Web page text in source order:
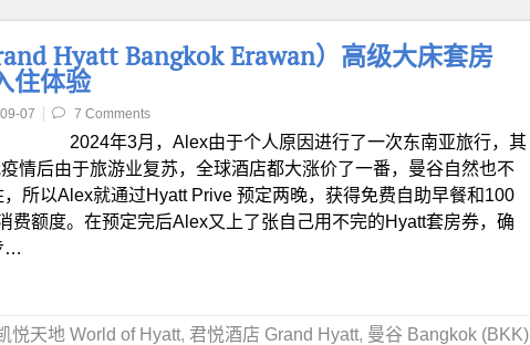
Hyatt Bangkok Erawan）高级大床套房
住体验
07 7 Comments
2024年3月，Alex由于个人原因进行了一次东南亚旅行，其
情后由于旅游业复苏，全球酒店都大涨价了一番，曼谷自然也不
所以Alex就通过Hyatt Prive 预定两晚，获得免费自助早餐和100
费额度。在预定完后Alex又上了张自己用不完的Hyatt套房券，确
…
悦天地 World of Hyatt, 君悦酒店 Grand Hyatt, 曼谷 Bangkok (BKK)